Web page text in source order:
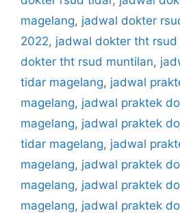
magelang, jadwal dokter
2022, jadwal dokter tht rsud
dokter tht rsud muntilan,
tidar magelang, jadwal
magelang, jadwal praktek
magelang, jadwal praktek
tidar magelang, jadwal
magelang, jadwal praktek
magelang, jadwal praktek
magelang, jadwal praktek